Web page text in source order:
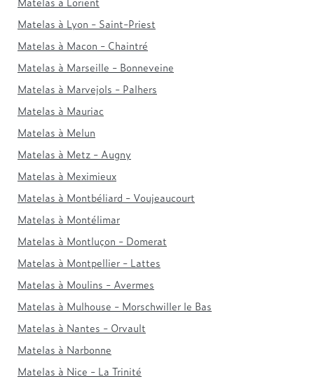
Matelas à Lyon - Saint-Priest
Matelas à Macon - Chaintré
Matelas à Marseille - Bonneveine
Matelas à Marvejols - Palhers
Matelas à Mauriac
Matelas à Melun
Matelas à Metz - Augny
Matelas à Meximieux
Matelas à Montbéliard - Voujeaucourt
Matelas à Montélimar
Matelas à Montluçon - Domerat
Matelas à Montpellier - Lattes
Matelas à Moulins - Avermes
Matelas à Mulhouse - Morschwiller le Bas
Matelas à Nantes - Orvault
Matelas à Narbonne
Matelas à Nice - La Trinité